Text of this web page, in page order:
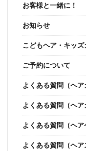
お客様と一緒に！
お知らせ
こどもヘア・キッズ
ご予約について
よくある質問（ヘア
よくある質問（ヘア
よくある質問（ヘア
よくある質問（ヘア